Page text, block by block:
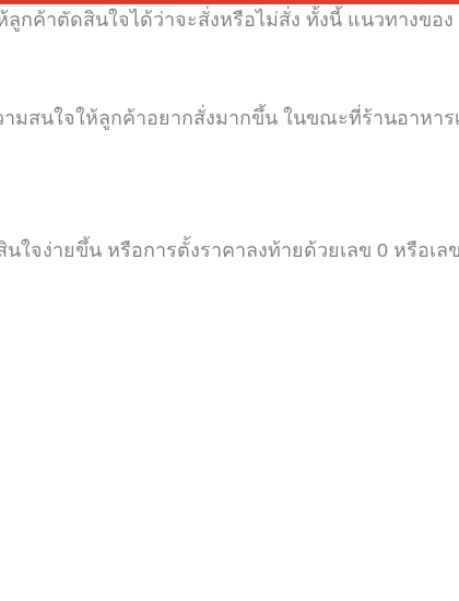
กค้าตัดสินใจได้ว่าจะสั่งหรือไม่สั่ง ทั้งนี้ แนวทางของ
สนใจให้ลูกค้าอยากสั่งมากขึ้น ในขณะที่ร้านอาหาร
นใจง่ายขึ้น หรือการตั้งราคาลงท้ายด้วยเลข 0 หรือเลข